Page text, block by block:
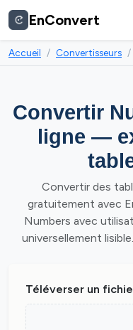
EnConvert
Accueil Convertisseurs
Convertir
ligne —
Convertir des
gratuitement avec
Numbers avec
universellement
Téléverser un